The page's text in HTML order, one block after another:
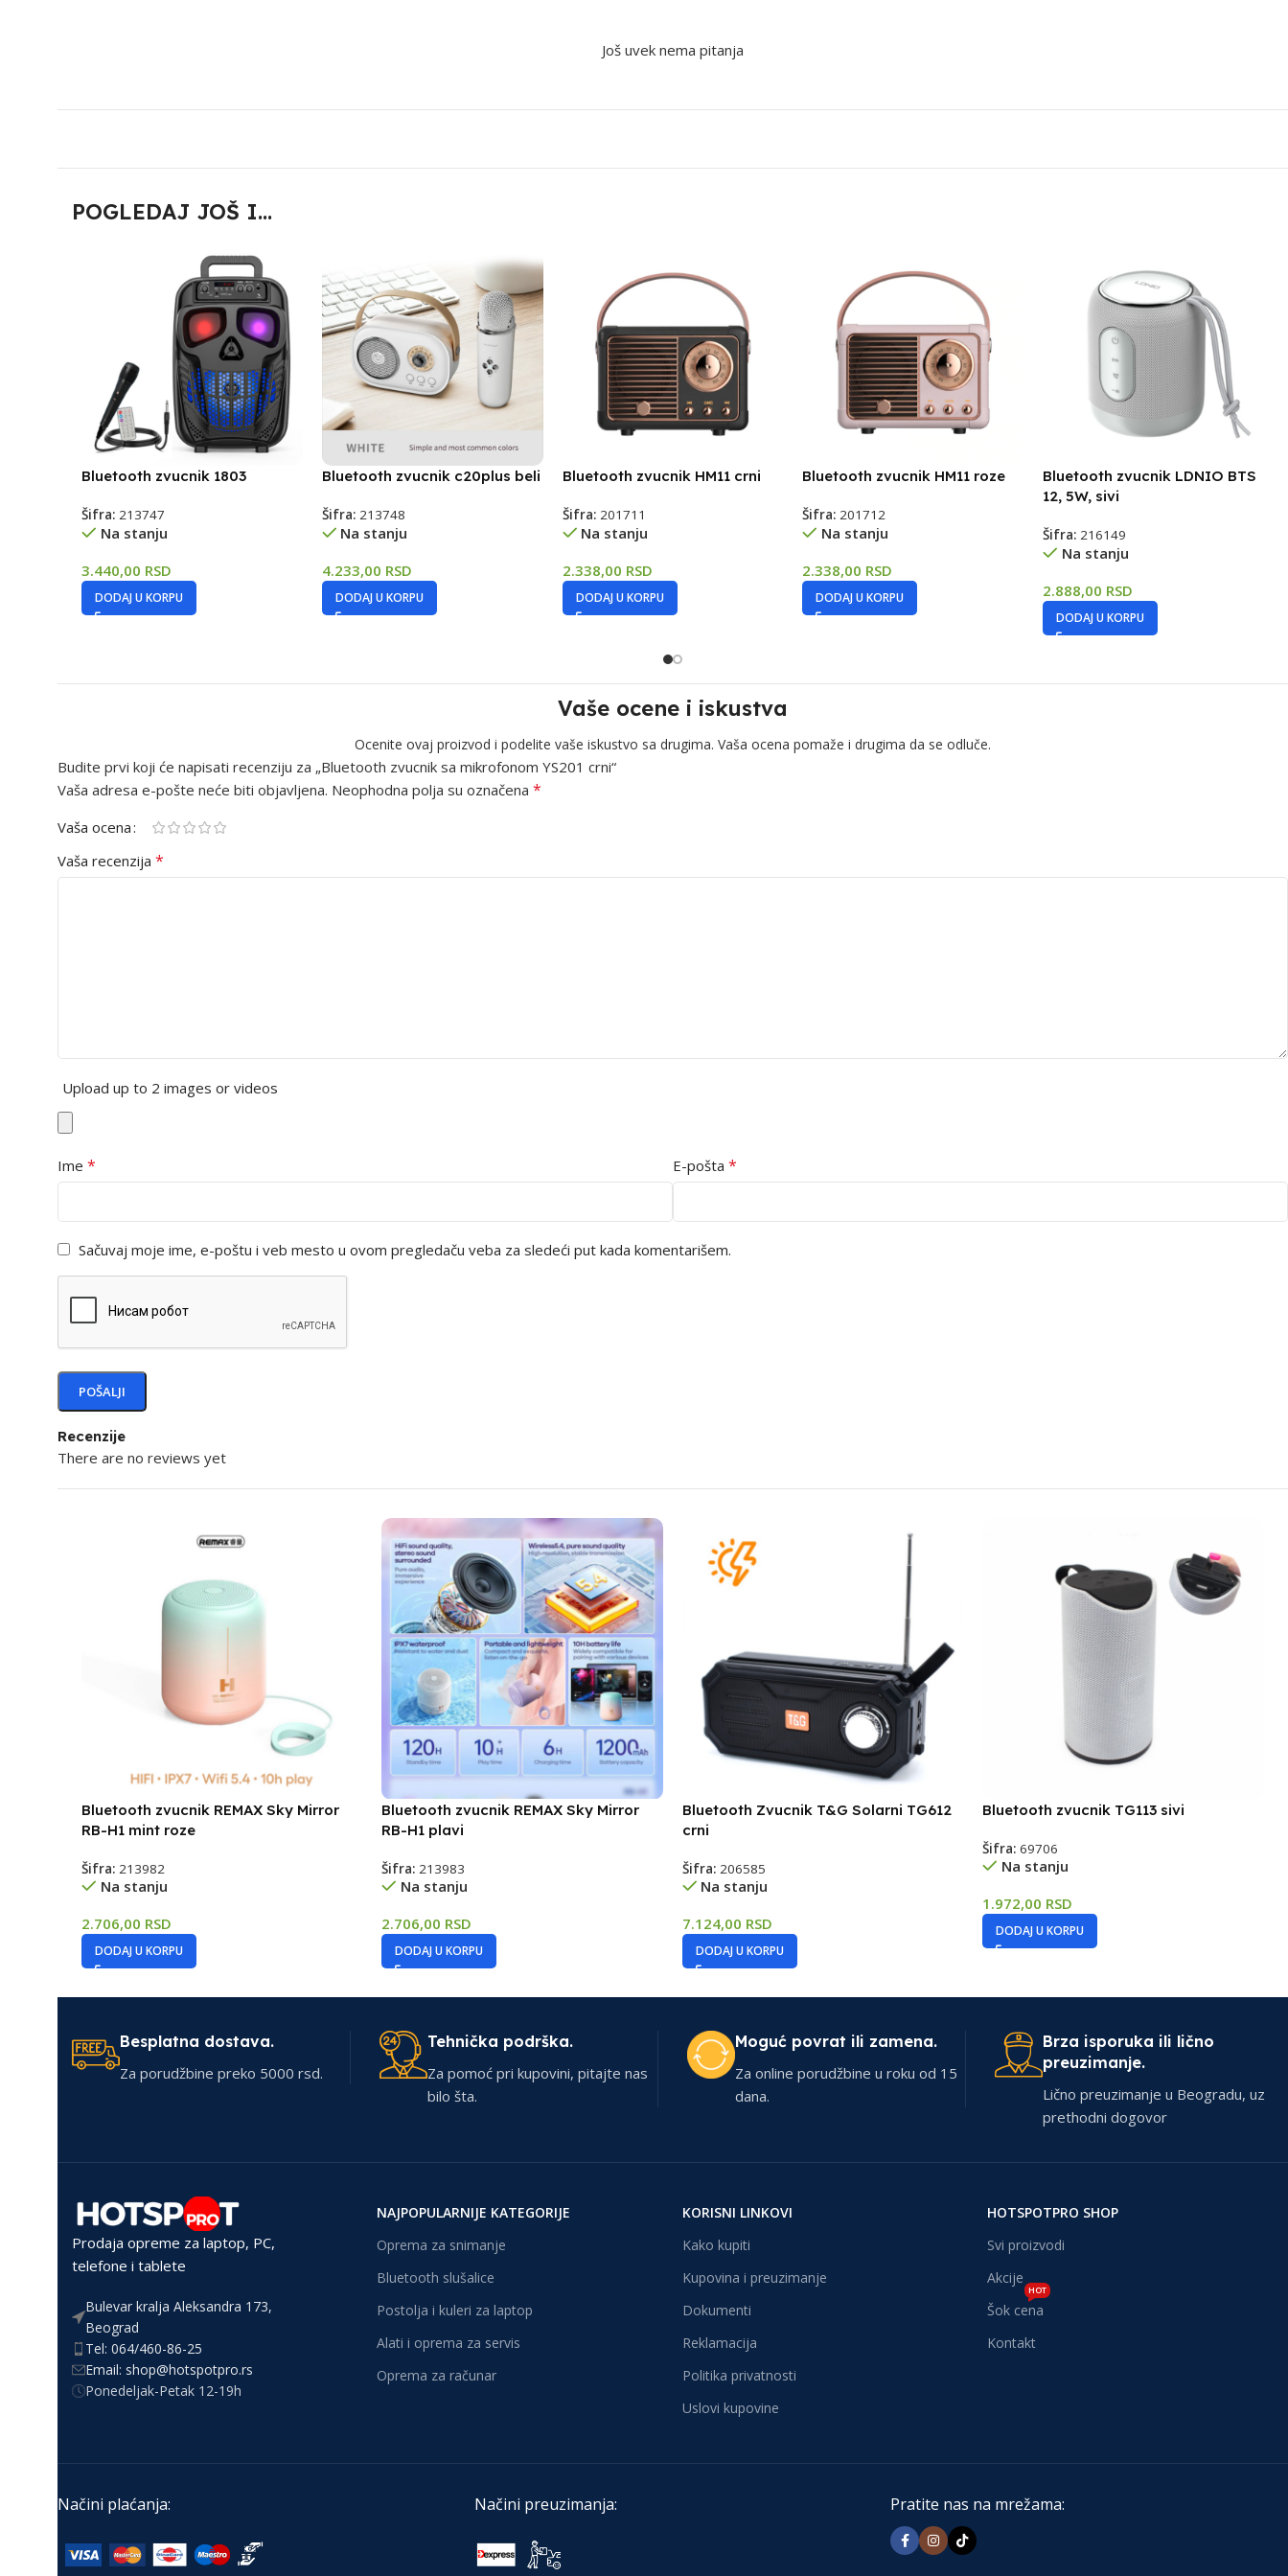
Još uvek nema pitanja
POGLEDAJ JOŠ I...
Bluetooth zvucnik 1803
Šifra: 213747
Na stanju
3.440,00 RSD
DODAJ U KORPU
Bluetooth zvucnik c20plus beli
Šifra: 213748
Na stanju
4.233,00 RSD
DODAJ U KORPU
Bluetooth zvucnik HM11 crni
Šifra: 201711
Na stanju
2.338,00 RSD
DODAJ U KORPU
Bluetooth zvucnik HM11 roze
Šifra:201712
Na stanju
2.338,00 RSD
DODAJ U KORPU
Bluetooth zvucnik LDNIO BTS
12, 5W, sivi
Šifra:216149
Na stanju
2.888,00 RSD
DODAJ U KORPU
Vaše ocene i iskustva
Ocenite ovaj proizvod i podelite vaše iskustvo sa drugima. Vaša ocena pomaže i drugima da se odluče.
Recenzije
There are no reviews yet
Budite prvi koji će napisati recenziju za „Bluetooth zvucnik sa mikrofonom YS201 crni“
Vaša adresa e-pošte neće biti objavljena. Neophodna polja su označena *
Vaša ocena
Vaša recenzija *
Upload up to 2 images or videos
Ime * E-pošta *
Sačuvaj moje ime, e-poštu i veb mesto u ovom pregledaču veba za sledeći put kada komentarišem.
Bluetooth zvucnik REMAX Sky Mirror
RB-H1 mint roze
Šifra: 213982
Na stanju
2.706,00 RSD
DODAJ U KORPU
Bluetooth zvucnik REMAX Sky Mirror
RB-H1 plavi
Šifra:213983
Na stanju
2.706,00 RSD
DODAJ U KORPU
Bluetooth Zvucnik T&G Solarni TG612
crni
Šifra: 206585
Na stanju
7.124,00 RSD
DODAJ U KORPU
Bluetooth zvucnik TG113 sivi
Šifra:69706
Na stanju
1.972,00 RSD
DODAJ U KORPU
Besplatna dostava.
Za porudžbine preko 5000 rsd.
Tehnička podrška.
Za pomoć pri kupovini, pitajte nas
bilo šta.
Moguć povrat ili zamena.
Za online porudžbine u roku od 15
dana.
Brza isporuka ili lično
preuzimanje.
Lično preuzimanje u Beogradu, uz
prethodni dogovor
Prodaja opreme za laptop, PC,
telefone i tablete
Bulevar kralja Aleksandra 173,
Beograd
Tel: 064/460-86-25
Email: shop@hotspotpro.rs
Ponedeljak-Petak 12-19h
NAJPOPULARNIJE KATEGORIJE
Oprema za snimanje
Bluetooth slušalice
Postolja i kuleri za laptop
Alati i oprema za servis
Oprema za računar
KORISNI LINKOVI
Kako kupiti
Kupovina i preuzimanje
Dokumenti
Reklamacija
Politika privatnosti
Uslovi kupovine
HOTSPOTPRO SHOP
Svi proizvodi
Akcije
Šok cena
HOT
Kontakt
Načini plaćanja: Načini preuzimanja: Pratite nas na mrežama: